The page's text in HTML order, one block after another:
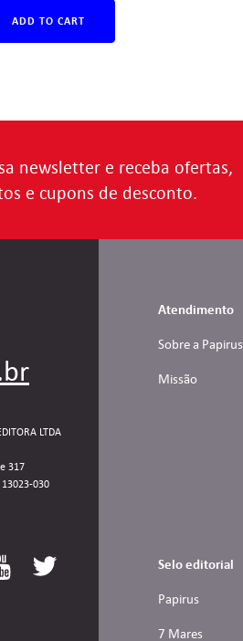
ADD TO CART
newsletter e receba ofertas,
e cupons de desconto.
LTDA
317
030
Atendimento
Sobre a Papirus
Missão
Selo editorial
Papirus
7 Mares